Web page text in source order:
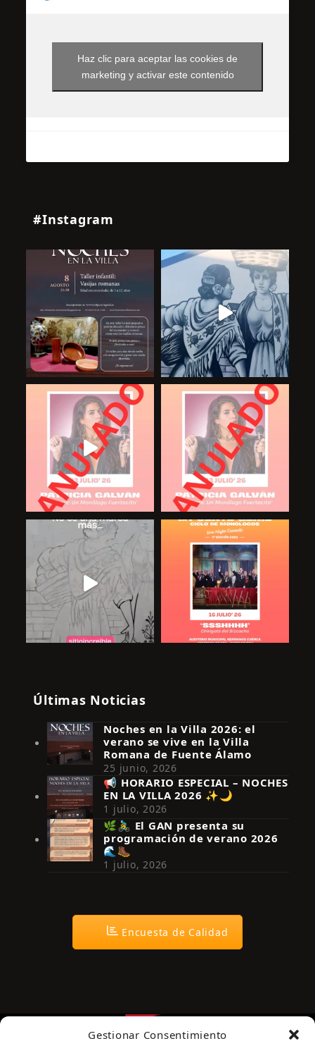
Gestionar Consentimiento
Haz clic para aceptar las cookies de
marketing y activar este contenido
#Instagram
Síguenos en Instagram
Últimas Noticias
Noches en la Villa 2026: el
verano se vive en la Villa
Romana de Fuente Álamo
25 junio, 2026
📢 HORARIO ESPECIAL – NOCHES
EN LA VILLA 2026 ✨🌙
1 julio, 2026
🌿🚴‍♂️ El GAN presenta su
programación de verano 2026
🌊🥾
1 julio, 2026
Encuesta de Calidad